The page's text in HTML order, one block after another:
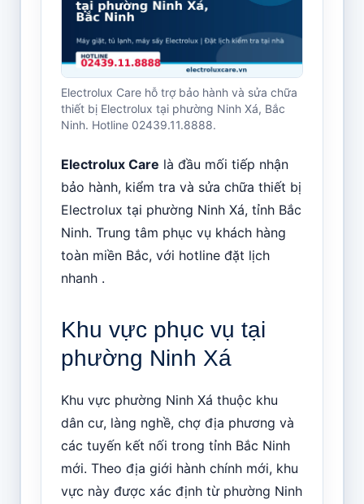
Electrolux Care hỗ trợ bảo hành và sửa chữa
thiết bị Electrolux tại phường Ninh Xá, Bắc
Ninh. Hotline 02439.11.8888.
Electrolux Care là đầu mối tiếp nhận
bảo hành, kiểm tra và sửa chữa thiết bị
Electrolux tại phường Ninh Xá, tỉnh Bắc
Ninh. Trung tâm phục vụ khách hàng
toàn miền Bắc, với hotline đặt lịch
nhanh .
Khu vực phục vụ tại
phường Ninh Xá
Khu vực phường Ninh Xá thuộc khu
dân cư, làng nghề, chợ địa phương và
các tuyến kết nối trong tỉnh Bắc Ninh
mới. Theo địa giới hành chính mới, khu
vực này được xác định từ phường Ninh